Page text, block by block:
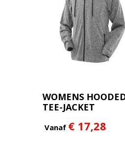
WOMENS
TEE-JACKET
Vanaf € 17,28